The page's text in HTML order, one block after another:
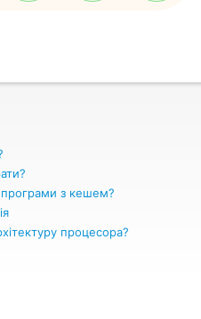
програми з кешем?
процесора?